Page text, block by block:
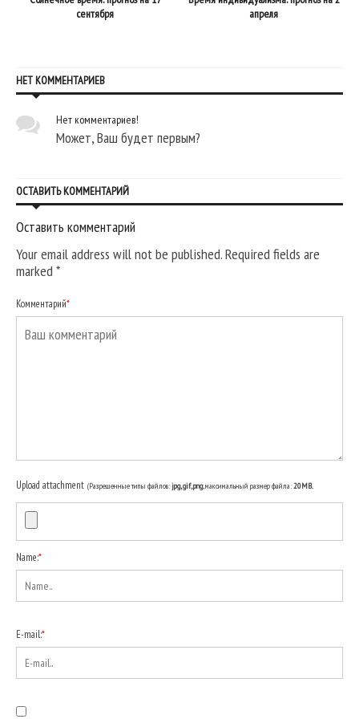
сентября
апреля
НЕТ КОММЕНТАРИЕВ
Нет комментариев!
Может, Ваш будет первым?
ОСТАВИТЬ КОММЕНТАРИЙ
Оставить комментарий
Your email address will not be published. Required fields are
marked*
Комментарий*
Upload attachment (Разрешенные типы файлов:jpg, gif, png, максимальный размер файла:20MB.
Name:*
E-mail:*